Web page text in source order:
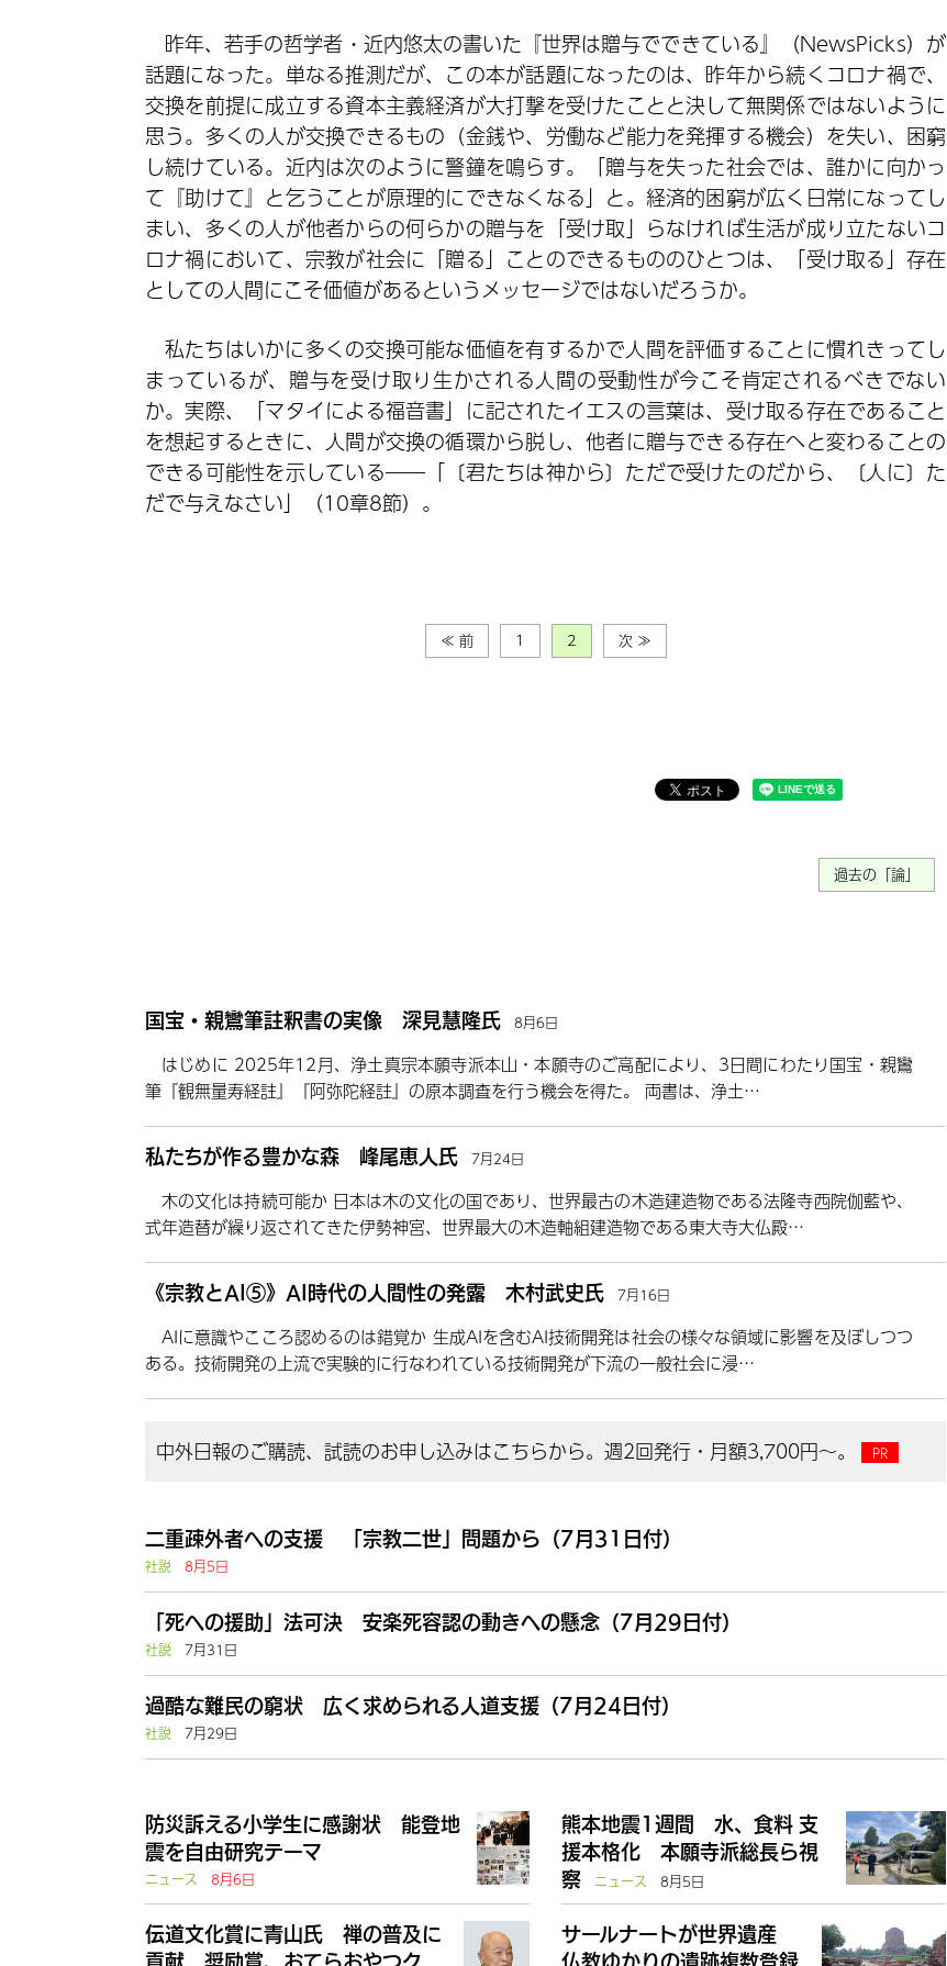
昨年、若手の哲学者・近内悠太の書いた『世界は贈与でできている』（NewsPicks）が
話題になった。単なる推測だが、この本が話題になったのは、昨年から続くコロナ禍で、
交換を前提に成立する資本主義経済が大打撃を受けたことと決して無関係ではないように
思う。多くの人が交換できるもの（金銭や、労働など能力を発揮する機会）を失い、困窮
し続けている。近内は次のように警鐘を鳴らす。「贈与を失った社会では、誰かに向かっ
て『助けて』と乞うことが原理的にできなくなる」と。経済的困窮が広く日常になってし
まい、多くの人が他者からの何らかの贈与を「受け取」らなければ生活が成り立たないコ
ロナ禍において、宗教が社会に「贈る」ことのできるもののひとつは、「受け取る」存在
としての人間にこそ価値があるというメッセージではないだろうか。
私たちはいかに多くの交換可能な価値を有するかで人間を評価することに慣れきってし
まっているが、贈与を受け取り生かされる人間の受動性が今こそ肯定されるべきでない
か。実際、「マタイによる福音書」に記されたイエスの言葉は、受け取る存在であること
を想起するときに、人間が交換の循環から脱し、他者に贈与できる存在へと変わることの
できる可能性を示している――「〔君たちは神から〕ただで受けたのだから、〔人に〕た
だで与えなさい」（10章8節）。
≪ 前 1 2 次 ≫
過去の「論」
国宝・親鸞筆註釈書の実像 深見慧隆氏 8月6日
はじめに 2025年12月、浄土真宗本願寺派本山・本願寺のご高配により、3日間にわたり国宝・親鸞
筆『観無量寿経註』『阿弥陀経註』の原本調査を行う機会を得た。 両書は、浄土…
私たちが作る豊かな森 峰尾恵人氏 7月24日
木の文化は持続可能か 日本は木の文化の国であり、世界最古の木造建造物である法隆寺西院伽藍や、
式年造替が繰り返されてきた伊勢神宮、世界最大の木造軸組建造物である東大寺大仏殿…
《宗教とAI⑤》AI時代の人間性の発露 木村武史氏 7月16日
AIに意識やこころ認めるのは錯覚か 生成AIを含むAI技術開発は社会の様々な領域に影響を及ぼしつつ
ある。技術開発の上流で実験的に行なわれている技術開発が下流の一般社会に浸…
中外日報のご購読、試読のお申し込みはこちらから。週2回発行・月額3,700円～。
二重疎外者への支援 「宗教二世」問題から（7月31日付）
社説
8月5日
「死への援助」法可決 安楽死容認の動きへの懸念（7月29日付）
社説
7月31日
過酷な難民の窮状 広く求められる人道支援（7月24日付）
社説
7月29日
防災訴える小学生に感謝状 能登地
震を自由研究テーマ
ニュース
8月6日
伝道文化賞に青山氏 禅の普及に
貢献 奨励賞、おてらおやつク
熊本地震1週間 水、食料 支
援本格化 本願寺派総長ら視
察
ニュース 8月5日
サールナートが世界遺産
仏教ゆかりの遺跡複数登録